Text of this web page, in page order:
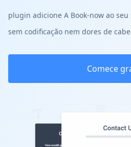
plugin adicione A Book-now ao
sem codificação nem dores de
Comece